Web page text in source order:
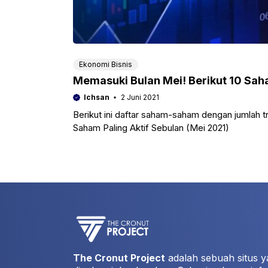
Ekonomi Bisnis
Memasuki Bulan Mei! Berikut 10
Ichsan 2 Juni 2021
Berikut ini daftar saham-saham dengan jumlah
Saham Paling Aktif Sebulan (Mei 2021)
The Cronut Project adalah sebuah situs